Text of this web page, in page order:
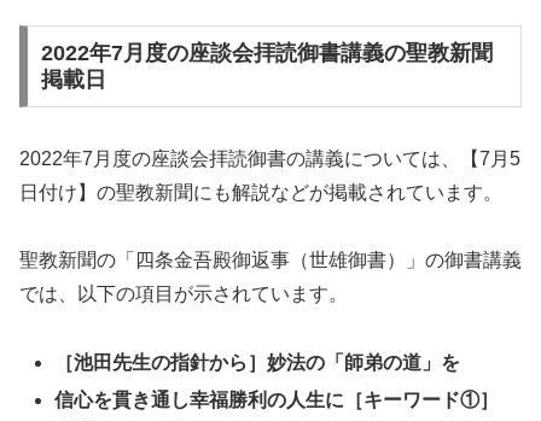
2022年7月度の座談会拝読御書講義の聖教新聞
掲載日
2022年7月度の座談会拝読御書の講義については、【7月5
日付け】の聖教新聞にも解説などが掲載されています。
聖教新聞の「四条金吾殿御返事（世雄御書）」の御書講義
では、以下の項目が示されています。
［池田先生の指針から］妙法の「師弟の道」を
信心を貫き通し幸福勝利の人生に［キーワード①］